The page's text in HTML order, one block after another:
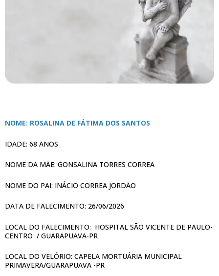
NOME: ROSALINA DE FÁTIMA DOS SANTOS
IDADE: 68 ANOS
NOME DA MÃE: GONSALINA TORRES CORREA
NOME DO PAI: INÁCIO CORREA JORDÃO
DATA DE FALECIMENTO: 26/06/2026
LOCAL DO FALECIMENTO: HOSPITAL SÃO VICENTE DE PAULO-
CENTRO / GUARAPUAVA-PR
LOCAL DO VELÓRIO: CAPELA MORTUÁRIA MUNICIPAL
PRIMAVERA/GUARAPUAVA -PR